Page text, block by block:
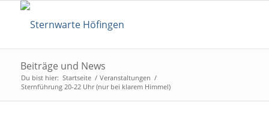
Beiträge und News
Du bist hier: Startseite / Veranstaltungen /
Sternführung 20-22 Uhr (nur bei klarem Himmel)